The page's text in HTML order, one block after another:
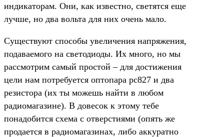
индикаторам. Они, как известно, светятся еще
лучше, но два вольта для них очень мало.
Существуют способы увеличения напряжения,
подаваемого на светодиоды. Их много, но мы
рассмотрим самый простой – для достижения
цели нам потребуется оптопара pc827 и два
резистора (их ты можешь найти в любом
радиомагазине). В довесок к этому тебе
понадобится схема с отверстиями (опять же
продается в радиомагазинах, либо аккуратно